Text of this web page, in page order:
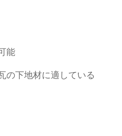
能
の下地材に適している